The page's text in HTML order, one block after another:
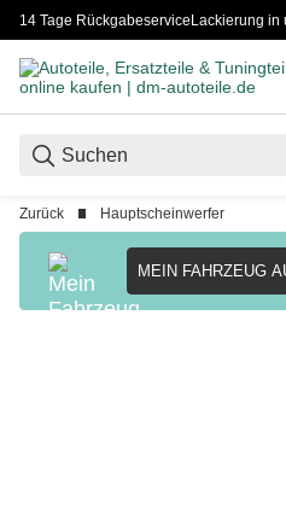
14 Tage RückgabeserviceLackierung in
Zurück Hauptscheinwerfer
MEIN FAHRZEUG